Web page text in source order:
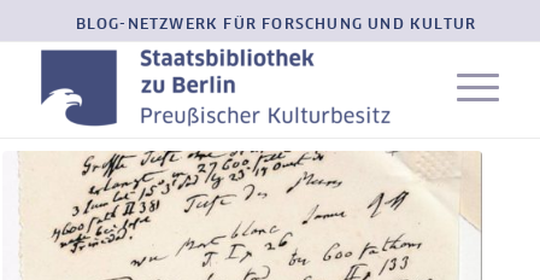
BLOG-NETZWERK FÜR FORSCHUNG UND KULTUR